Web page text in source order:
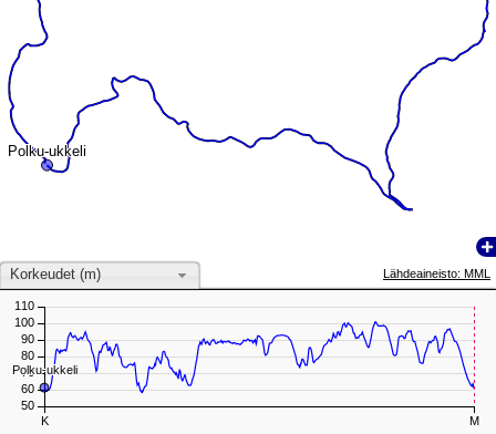
Polku-ukkeli
Polku-ukkeli
Lähdeaineisto: MML
Korkeudet (m)
K M
50
60
70
80
90
100
110
Polku-ukkeli
Polku-ukkeli